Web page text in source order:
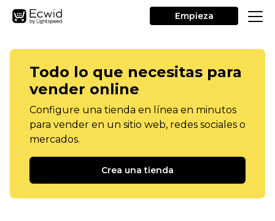
Empieza
Todo lo que necesitas para
vender online
Configure una tienda en línea en minutos
para vender en un sitio web, redes sociales o
mercados.
Crea una tienda